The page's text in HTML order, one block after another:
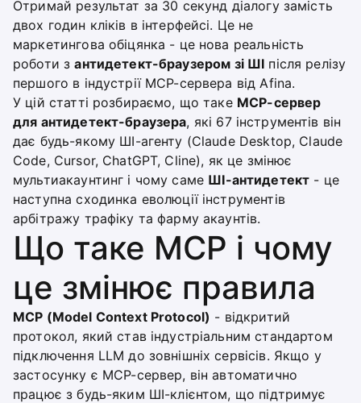
Отримай результат за 30 секунд діалогу замість
двох годин кліків в інтерфейсі. Це не
маркетингова обіцянка - це нова реальність
роботи зантидетект-браузером зі ШІ після релізу
першого в індустрії MCP-сервера від Afina.
У цій статті розбираємо, що таке MCP-сервер
для антидетект-браузера, які 67 інструментів він
дає будь-якому ШІ-агенту (Claude Desktop, Claude
Code, Cursor, ChatGPT, Cline), як це змінює
мультиакаунтинг і чому саме ШІ-антидетект - це
наступна сходинка еволюції інструментів
арбітражу трафіку та фарму акаунтів.
Що таке MCP і чому
це змінює правила
MCP (Model Context Protocol) - відкритий
протокол, який став індустріальним стандартом
підключення LLM до зовнішніх сервісів. Якщо у
застосунку є MCP-сервер, він автоматично
працює з будь-яким ШІ-клієнтом, що підтримує